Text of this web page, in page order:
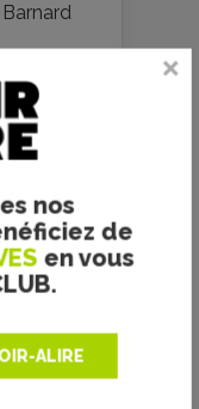
nos
de
en vous
ALIRE